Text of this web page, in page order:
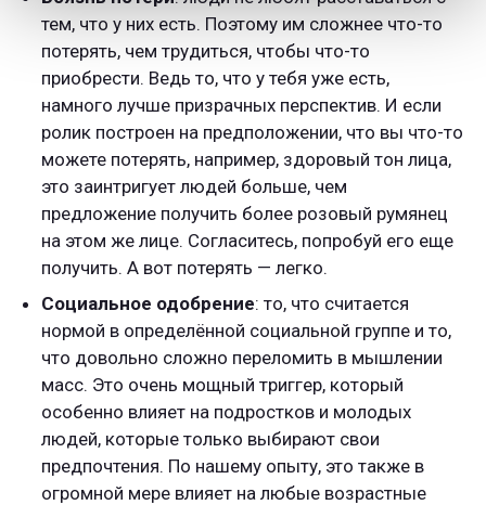
тем, что у них есть. Поэтому им сложнее что-то
потерять, чем трудиться, чтобы что-то
приобрести. Ведь то, что у тебя уже есть,
намного лучше призрачных перспектив. И если
ролик построен на предположении, что вы что-то
можете потерять, например, здоровый тон лица,
это заинтригует людей больше, чем
предложение получить более розовый румянец
на этом же лице. Согласитесь, попробуй его еще
получить. А вот потерять — легко.
Социальное одобрение: то, что считается
нормой в определённой социальной группе и то,
что довольно сложно переломить в мышлении
масс. Это очень мощный триггер, который
особенно влияет на подростков и молодых
людей, которые только выбирают свои
предпочтения. По нашему опыту, это также в
огромной мере влияет на любые возрастные